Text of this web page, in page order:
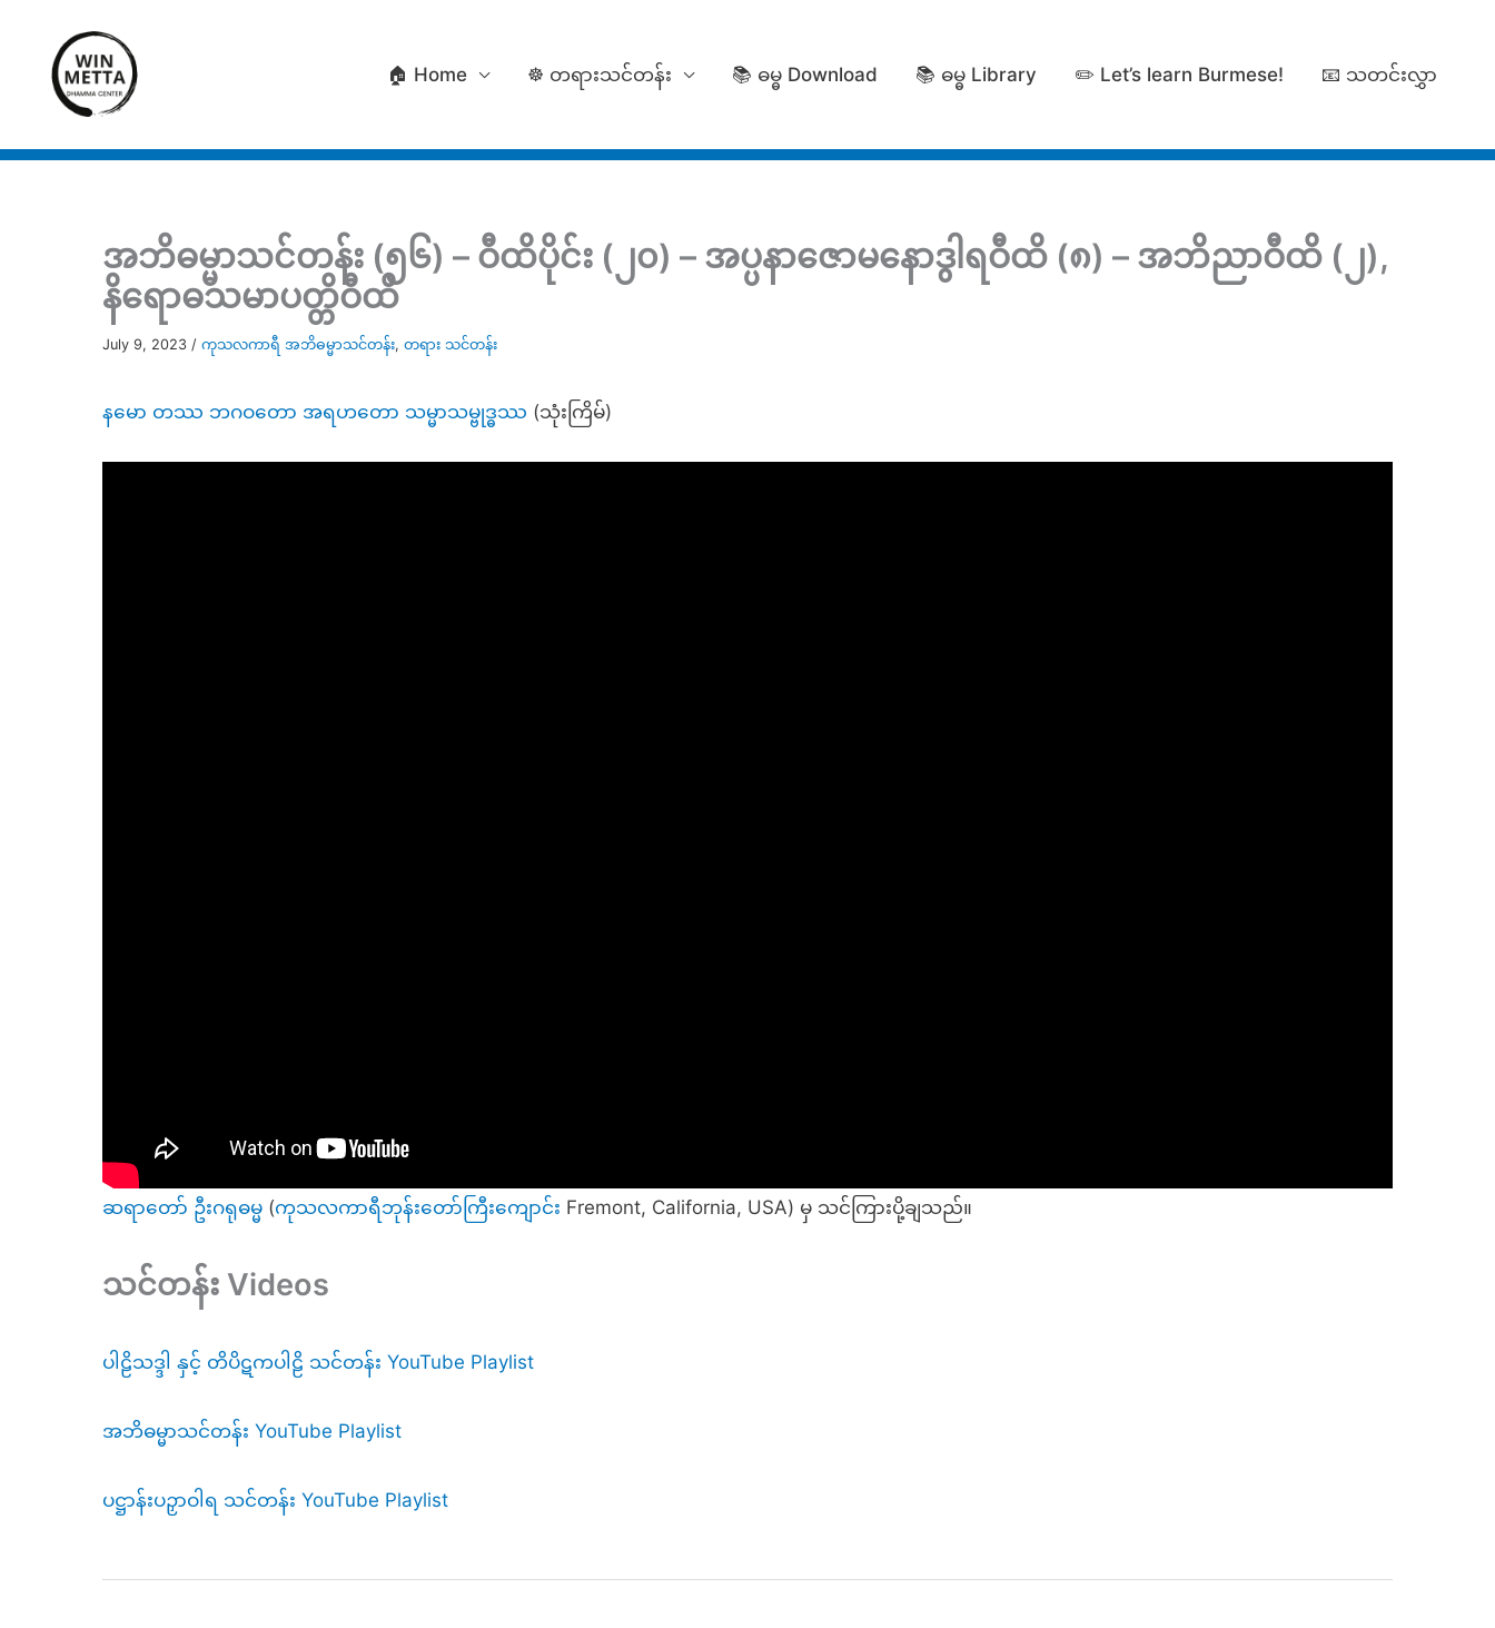
content
🏠 Home ☸️ တရားသင်တန်း 📚 ဓမ္ဓ Download 📚 ဓမ္ဓ Library ✏️ Let’s learn Burmese! 📧 သတင်းလွှာ
အဘိဓမ္မာသင်တန်း (၅၆) – ဝီထိပိုင်း (၂၀) – အပ္ပနာဇောမနောဒွါရဝီထိ (၈) – အဘိညာဝီထိ (၂),
နိရောဓသမာပတ္တိဝီထိ
July 9, 2023 / ကုသလကာရီ အဘိဓမ္မာသင်တန်း, တရား သင်တန်း
နမော တဿ ဘဂဝတော အရဟတော သမ္မာသမ္ဗုဒ္ဓဿ (သုံးကြိမ်)
ဆရာတော် ဦးဂရုဓမ္မ (ကုသလကာရီဘုန်းတော်ကြီးကျောင် း Fremont, California, USA) မှ သင်ကြားပို့ချသည်။
သင်တန်း Videos
ပါဠိသဒ္ဒါ နှင့် တိပိဋကပါဠိ သင်တန်း YouTube Playlist
အဘိဓမ္မာသင်တန်း YouTube Playlist
ပဋ္ဌာန်းပဉှာဝါရ သင်တန်း YouTube Playlist